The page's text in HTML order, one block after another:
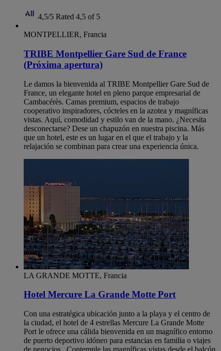
4,5/5 Rated 4,5 of 5
MONTPELLIER, Francia
TRIBE Montpellier Gare Sud de France
(Próxima apertura)
Le damos la bienvenida al TRIBE Montpellier Gare Sud de
France, un elegante hotel en pleno parque empresarial de
Cambacérès. Camas premium, espacios de trabajo
cooperativo inspiradores, cócteles en la azotea y magníficas
vistas. Aquí, comodidad y estilo van de la mano. ¿Necesita
desconectarse? Dese un chapuzón en nuestra piscina. Más
que un hotel, este es un lugar en el que el trabajo y la
relajación se combinan para crear una experiencia única.
LA GRANDE MOTTE, Francia
Hotel Mercure La Grande Motte Port
Con una estratégica ubicación junto a la playa y el centro de
la ciudad, el hotel de 4 estrellas Mercure La Grande Motte
Port le ofrece una cálida bienvenida en un magnífico entorno
de puerto deportivo idóneo para estancias en familia o viajes
de negocios . Contemple las magníficas vistas desde el balcón